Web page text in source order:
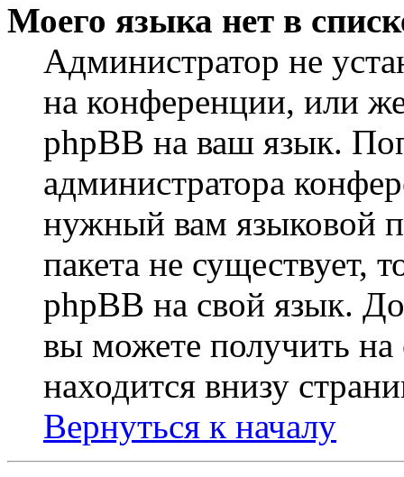
Моего языка нет в
Администратор не
на конференции, или
phpBB на ваш язык.
администратора
нужный вам языковой
пакета не существует,
phpBB на свой язык.
вы можете получить на
находится внизу
Вернуться к началу